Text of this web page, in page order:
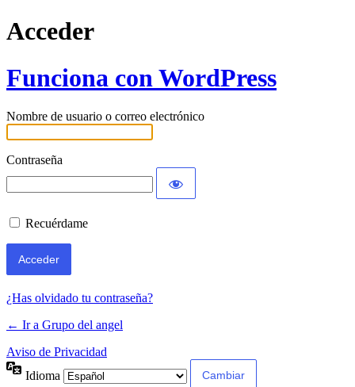
Acceder
Funciona con WordPress
Nombre de usuario o correo electrónico
Contraseña
Recuérdame
¿Has olvidado tu contraseña?
← Ir a Grupo del angel
Aviso de Privacidad
Idioma